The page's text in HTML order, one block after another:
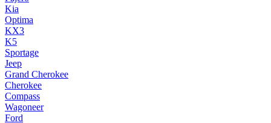
Kia
Optima
KX3
K5
Sportage
Jeep
Grand Cherokee
Cherokee
Compass
Wagoneer
Ford